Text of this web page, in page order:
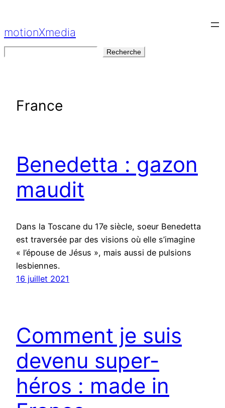
contenu
motionXmedia
Recherche
France
Benedetta : gazon
maudit
Dans la Toscane du 17e siècle, soeur Benedetta
est traversée par des visions où elle s’imagine
« l’épouse de Jésus », mais aussi de pulsions
lesbiennes.
16 juillet 2021
Comment je suis
devenu super-
héros : made in